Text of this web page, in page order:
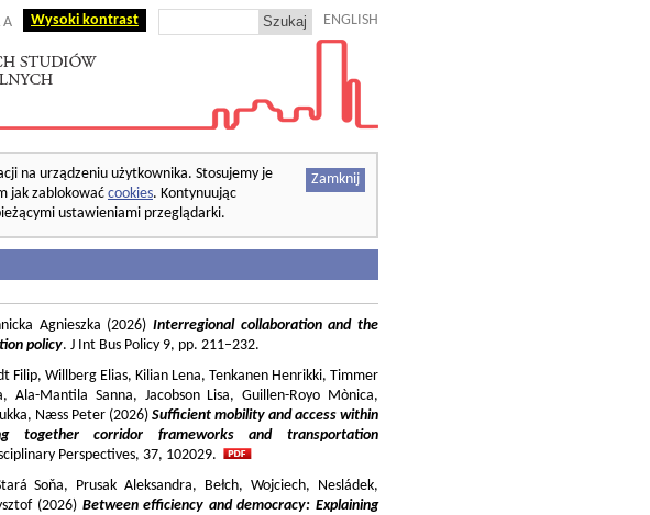
A Wysoki kontrast ENGLISH
Zamknij
na urządzeniu użytkownika. Stosujemy je
jak zablokowaćcookies. Kontynuując
ustawieniami przeglądarki.
Agnieszka (2026) Interregional collaboration and the
policy. J Int Bus Policy 9, pp. 211–232.
Filip, Willberg Elias, Kilian Lena, Tenkanen Henrikki, Timmer
Ala-Mantila Sanna, Jacobson Lisa, Guillen-Royo Mònica,
Næss Peter (2026) Sufficient mobility and access within
together corridor frameworks and transportation
Perspectives, 37, 102029.
Soňa, Prusak Aleksandra, Bełch, Wojciech, Nesládek,
(2026) Between efficiency and democracy: Explaining